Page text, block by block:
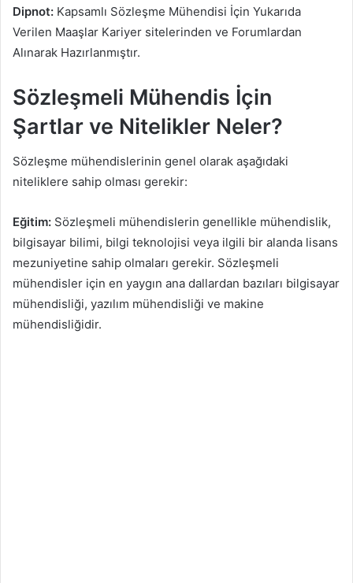
Dipnot: Kapsamlı Sözleşme Mühendisi İçin Yukarıda
Verilen Maaşlar Kariyer sitelerinden ve Forumlardan
Alınarak Hazırlanmıştır.
Sözleşmeli Mühendis İçin
Şartlar ve Nitelikler Neler?
Sözleşme mühendislerinin genel olarak aşağıdaki
niteliklere sahip olması gerekir:
Eğitim: Sözleşmeli mühendislerin genellikle mühendislik,
bilgisayar bilimi, bilgi teknolojisi veya ilgili bir alanda lisans
mezuniyetine sahip olmaları gerekir. Sözleşmeli
mühendisler için en yaygın ana dallardan bazıları bilgisayar
mühendisliği, yazılım mühendisliği ve makine
mühendisliğidir.